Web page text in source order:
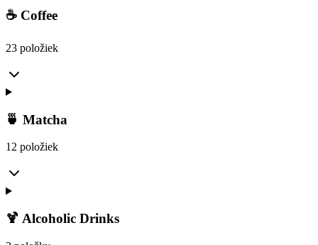
☕ Coffee
23 položiek
🍵 Matcha
12 položiek
🍹 Alcoholic Drinks